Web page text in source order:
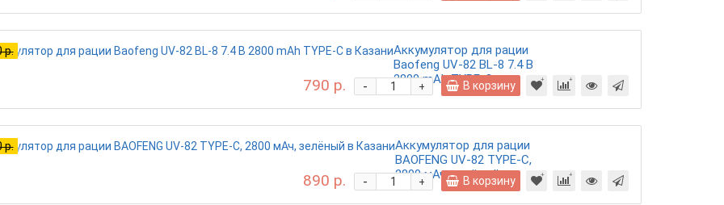
р.
Аккумулятор для рации
Baofeng UV-82 BL-8 7.4 B
2800 mAh TYPE-C
790 р. +
- В корзину
р.
Аккумулятор для рации
BAOFENG UV-82 TYPE-C,
2800 мАч, зелёный
890 р. +
- В корзину